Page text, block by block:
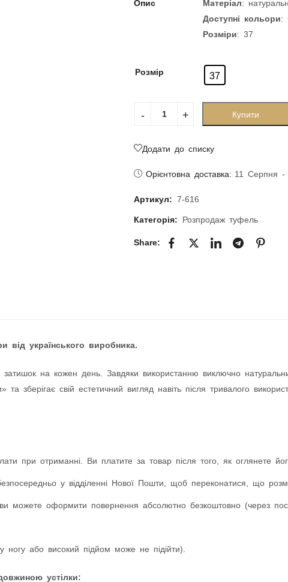
Опис Матеріал:
Доступні кольори:
Розміри: 37
Розмір 37
Купити
Додати до списку
Орієнтовна доставка: 11 Серпня -
Артикул: 7-616
Категорія: Розпродаж туфель
Share:
від українського виробника.
на кожен день. Завдяки використанню виключно
зберігає свій естетичний вигляд навіть після тривалого
при отриманні. Ви платите за товар після того, як оглянете
у відділенні Нової Пошти, щоб переконатися, що
можете оформити повернення абсолютно безкоштовно (через
або високий підйом може не підійти).
устілки: